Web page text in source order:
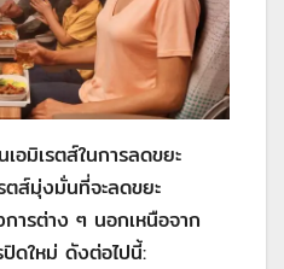
อมิเรตส์ในการลดขยะ
ตส์มุ่งมั่นที่จะลดขยะ
ารต่าง ๆ นอกเหนือจาก
ปิดใหม่ ดังต่อไปนี้: